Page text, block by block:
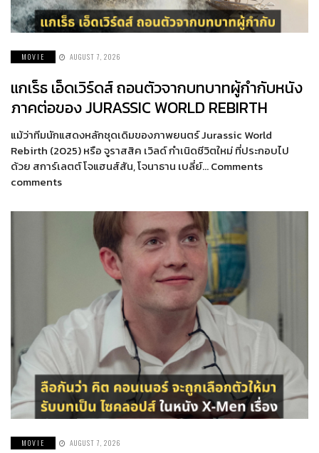
MOVIE AUGUST 7, 2026
แกเร็ธ เอ็ดเวิร์ดส์ ถอนตัวจากบทบาทผู้กำกับหนัง
ภาคต่อของ JURASSIC WORLD REBIRTH
แม้ว่าทีมนักแสดงหลักชุดเดิมของภาพยนตร์ Jurassic World
Rebirth (2025) หรือ จูราสสิค เวิลด์ กำเนิดชีวิตใหม่ ที่ประกอบไป
ด้วย สการ์เลตต์ โจแฮนส์สัน, โจนาธาน เบลี่ย์… Comments
comments
MOVIE AUGUST 7, 2026